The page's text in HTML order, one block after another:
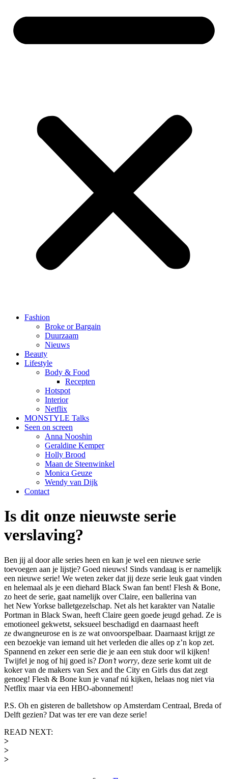
Fashion
Broke or Bargain
Duurzaam
Nieuws
Beauty
Lifestyle
Body & Food
Recepten
Hotspot
Interior
Netflix
MONSTYLE Talks
Seen on screen
Anna Nooshin
Geraldine Kemper
Holly Brood
Maan de Steenwinkel
Monica Geuze
Wendy van Dijk
Contact
Is dit onze nieuwste serie
verslaving?
Ben jij al door alle series heen en kan je wel een nieuwe serie
toevoegen aan je lijstje? Goed nieuws! Sinds vandaag is er namelijk
een nieuwe serie! We weten zeker dat jij deze serie leuk gaat vinden
en helemaal als je een diehard Black Swan fan bent! Flesh & Bone,
zo heet de serie, gaat namelijk over Claire, een ballerina van
het New Yorkse balletgezelschap. Net als het karakter van Natalie
Portman in Black Swan, heeft Claire geen goede jeugd gehad. Ze is
emotioneel gekwetst, seksueel beschadigd en daarnaast heeft
ze dwangneurose en is ze wat onvoorspelbaar. Daarnaast krijgt ze
een bezoekje van iemand uit het verleden die alles op z’n kop zet.
Spannend en zeker een serie die je aan een stuk door wil kijken!
Twijfel je nog of hij goed is? Don’t worry, deze serie komt uit de
koker van de makers van Sex and the City en Girls dus dat zegt
genoeg! Flesh & Bone kun je vanaf nú kijken, helaas nog niet via
Netflix maar via een HBO-abonnement!
P.S. Oh en gisteren de balletshow op Amsterdam Centraal, Breda of
Delft gezien? Dat was ter ere van deze serie!
READ NEXT:
>
>
>